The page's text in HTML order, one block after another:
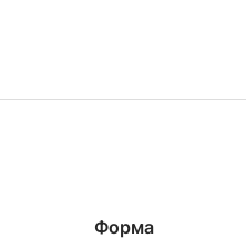
Форма